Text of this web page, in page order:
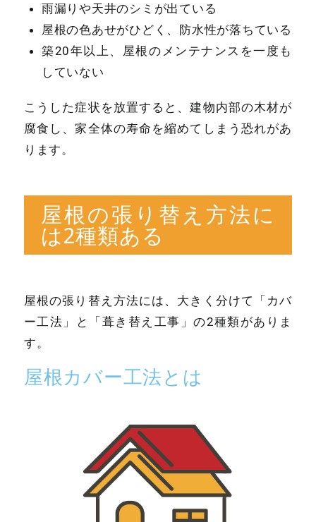
雨漏りや天井のシミが出ている
屋根の色あせがひどく、防水性が落ちている
築20年以上、屋根のメンテナンスを一度も
していない
こうした症状を放置すると、建物内部の木材が
腐食し、家全体の寿命を縮めてしまう恐れがあ
ります。
屋根の張り替え方法に
は2種類ある
屋根の張り替え方法には、大きく分けて「カバ
ー工法」と「葺き替え工事」の2種類がありま
す。
屋根カバー工法とは